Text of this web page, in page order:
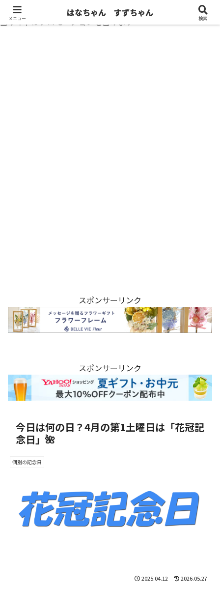
当サイトはプロモーションを含みます
スポンサーリンク
スポンサーリンク
今日は何の日？4月の第1土曜日は「花冠記
念日」🌺
個別の記念日
2025.04.12 2026.05.27
メニュー
はなちゃん すずちゃん
検索